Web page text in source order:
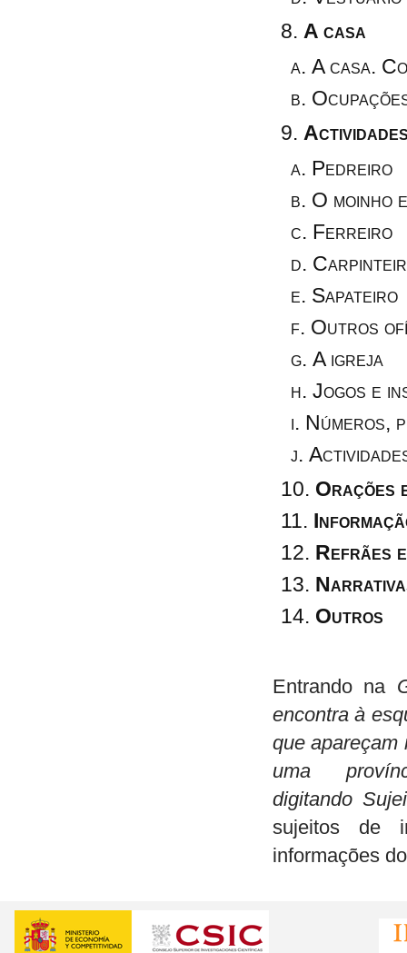
A casa
A casa.
Pedreiro
O moinho
Ferreiro
Sapateiro
Outros
A igreja
Jogos e
Números,
Orações
Refrães
Outros
Entrando na
encontra à
que
uma
digitando
sujeitos de
informações